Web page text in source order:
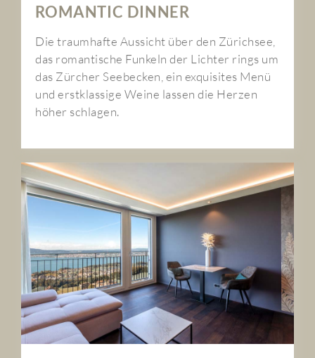
ROMANTIC DINNER
Die traumhafte Aussicht über den Zürichsee,
das romantische Funkeln der Lichter rings um
das Zürcher Seebecken, ein exquisites Menü
und erstklassige Weine lassen die Herzen
höher schlagen.